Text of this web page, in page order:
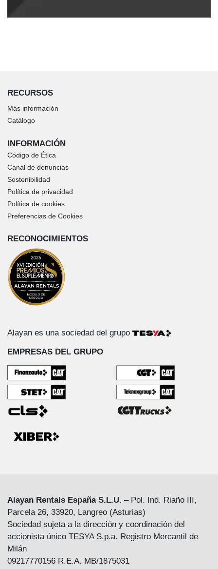
RECURSOS
Más información
Catálogo
INFORMACIÓN
Código de Ética
Canal de denuncias
Sostenibilidad
Política de privacidad
Política de cookies
Preferencias de Cookies
RECONOCIMIENTOS
Alayan es una sociedad del grupo
EMPRESAS DEL GRUPO
Alayan Rentals España S.L.U. – Pol. Ind. Riaño III,
Parcela 26, 33920, Langreo (Asturias)
Sociedad sujeta a la dirección y coordinación del
accionista único TESYA S.p.a. Registro Mercantil de
Milán
09217770156 R.E.A. MB/1875031